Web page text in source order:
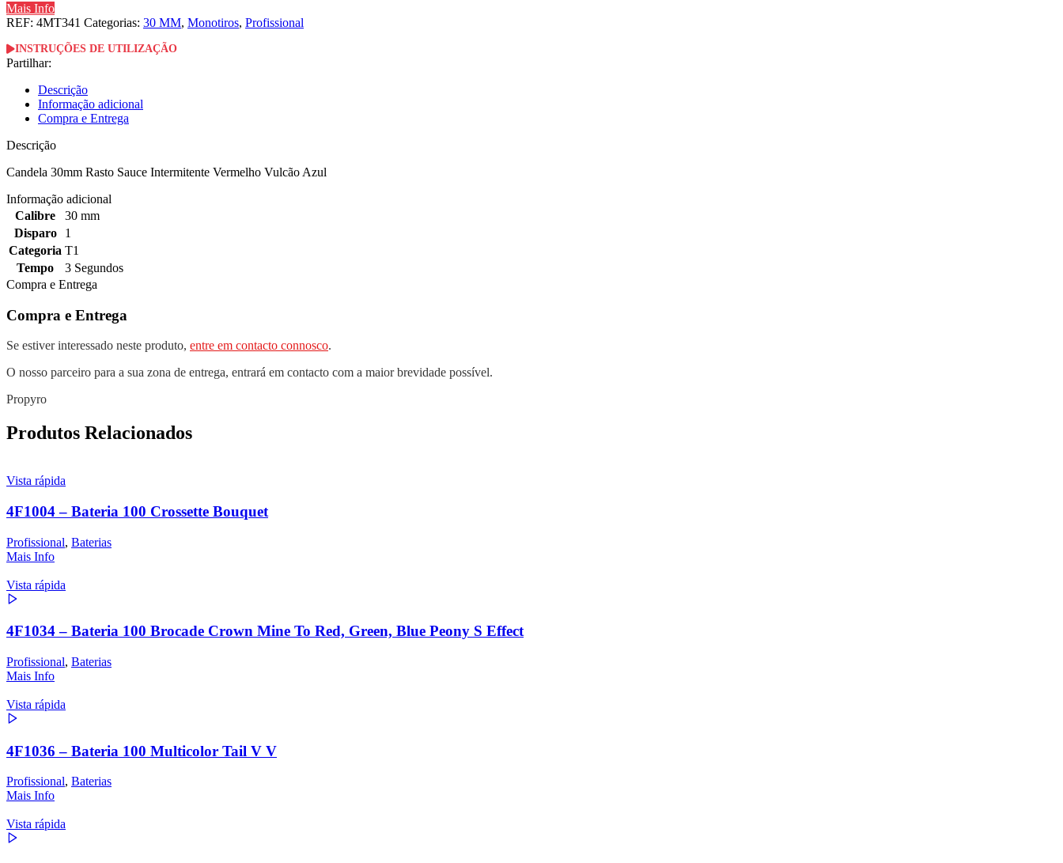
Mais Info
REF: 4MT341 Categorias: 30 MM, Monotiros, Profissional
INSTRUÇÕES DE UTILIZAÇÃO
Partilhar:
Descrição
Informação adicional
Compra e Entrega
Descrição
Candela 30mm Rasto Sauce Intermitente Vermelho Vulcão Azul
Informação adicional
Calibre
30 mm
Disparo
1
Categoria T1
Tempo
3 Segundos
Compra e Entrega
Compra e Entrega
Se estiver interessado neste produto, entre em contacto connosco.
O nosso parceiro para a sua zona de entrega, entrará em contacto com a maior brevidade possível.
Propyro
Produtos Relacionados
Vista rápida
4F1004 – Bateria 100 Crossette Bouquet
Profissional, Baterias
Mais Info
Vista rápida
4F1034 – Bateria 100 Brocade Crown Mine To Red, Green, Blue Peony S Effect
Profissional, Baterias
Mais Info
Vista rápida
4F1036 – Bateria 100 Multicolor Tail V V
Profissional, Baterias
Mais Info
Vista rápida